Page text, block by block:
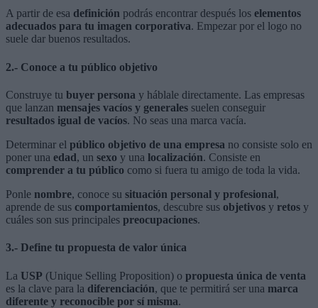
A partir de esa definición podrás encontrar después los elementos
adecuados para tu imagen corporativa. Empezar por el logo no
suele dar buenos resultados.
2.- Conoce a tu público objetivo
Construye tu buyer persona y háblale directamente. Las empresas
que lanzan mensajes vacíos y generales suelen conseguir
resultados igual de vacíos. No seas una marca vacía.
Determinar el público objetivo de una empresa no consiste solo en
poner una edad, un sexo y una localización. Consiste en
comprender a tu público como si fuera tu amigo de toda la vida.
Ponle nombre, conoce su situación personal y profesional,
aprende de sus comportamientos, descubre sus objetivos y retos y
cuáles son sus principales preocupaciones.
3.- Define tu propuesta de valor única
La USP (Unique Selling Proposition) o propuesta única de venta
es la clave para la diferenciación, que te permitirá ser una marca
diferente y reconocible por sí misma.